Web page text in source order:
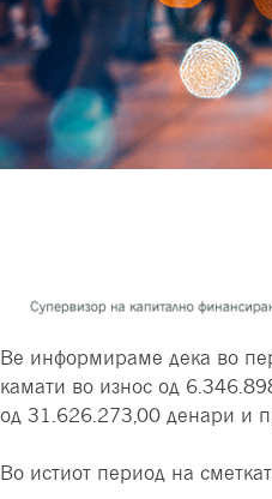
Ве информираме дека во
камати во износ од
од 31.626.273,00 денари и
Во истиот период на